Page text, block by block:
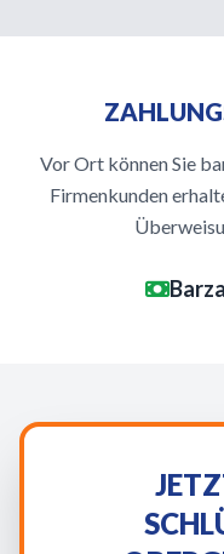
Vor Ort können Sie
Firmenkunden